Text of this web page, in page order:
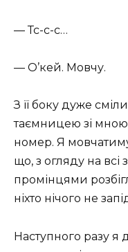
— Тс-с-с…
— О’кей. Мовчу.
З її боку дуже
таємницею зі
номер. Я
що, з огляду на
промінцями
ніхто нічого не
Наступного разу я